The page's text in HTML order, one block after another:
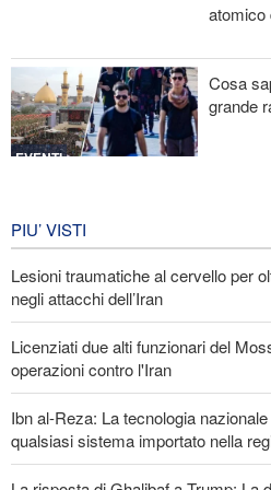
Araghchi ai Paesi vicini: È tempo
abbracciare la vera fratellanza
Licenziati due alti funzionari del
operazioni contro l'Iran
atomico
EVENTI
Cosa
grande
EVENTI
PIU’ VISTI
Lesioni traumatiche al cervello per
negli attacchi dell’Iran
Licenziati due alti funzionari del
operazioni contro l'Iran
Ibn al-Reza: La tecnologia
qualsiasi sistema importato nella